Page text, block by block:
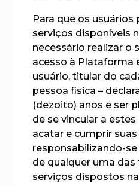
Para que os
serviços disponíveis
necessário realizar o
acesso à Plataforma
usuário, titular do
pessoa física –
(dezoito) anos e ser
de se vincular a
acatar e cumprir
responsabilizando-
de qualquer uma
serviços dispostos